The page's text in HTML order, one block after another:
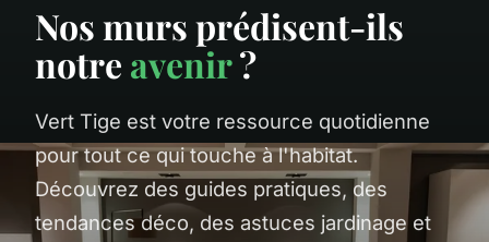
Nos murs prédisent-ils
notre avenir?
Vert Tige est votre ressource quotidienne
pour tout ce qui touche à l'habitat.
Découvrez des guides pratiques, des
tendances déco, des astuces jardinage et